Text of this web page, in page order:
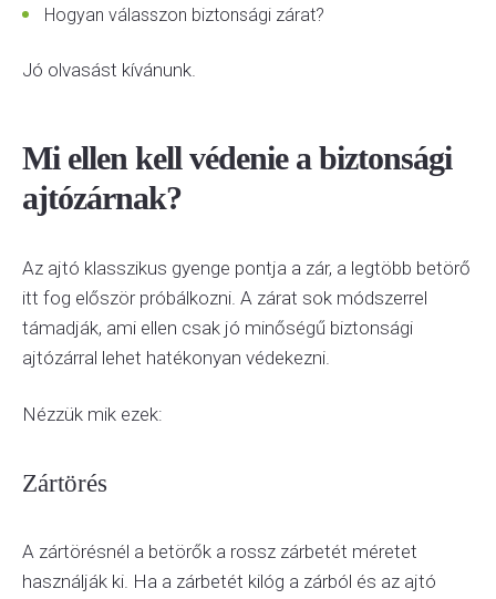
Hogyan válasszon biztonsági zárat?
Jó olvasást kívánunk.
Mi ellen kell védenie a biztonsági
ajtózárnak?
Az ajtó klasszikus gyenge pontja a zár, a legtöbb betörő
itt fog először próbálkozni. A zárat sok módszerrel
támadják, ami ellen csak jó minőségű biztonsági
ajtózárral lehet hatékonyan védekezni.
Nézzük mik ezek:
Zártörés
A zártörésnél a betörők a rossz zárbetét méretet
használják ki. Ha a zárbetét kilóg a zárból és az ajtó